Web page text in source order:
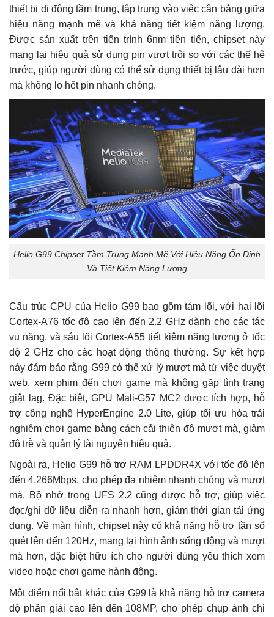
thiết bị di động tầm trung, tập trung vào việc cân bằng giữa
hiệu năng mạnh mẽ và khả năng tiết kiệm năng lượng.
Được sản xuất trên tiến trình 6nm tiên tiến, chipset này
mang lại hiệu quả sử dụng pin vượt trội so với các thế hệ
trước, giúp người dùng có thể sử dụng thiết bị lâu dài hơn
mà không lo hết pin nhanh chóng.
Helio G99 Chipset Tầm Trung Mạnh Mẽ Với Hiệu Năng Ổn Định
Và Tiết Kiệm Năng Lượng
Cấu trúc CPU của Helio G99 bao gồm tám lõi, với hai lõi
Cortex-A76 tốc độ cao lên đến 2.2 GHz dành cho các tác
vụ nặng, và sáu lõi Cortex-A55 tiết kiệm năng lượng ở tốc
độ 2 GHz cho các hoạt động thông thường. Sự kết hợp
này đảm bảo rằng G99 có thể xử lý mượt mà từ việc duyệt
web, xem phim đến chơi game mà không gặp tình trạng
giật lag. Đặc biệt, GPU Mali-G57 MC2 được tích hợp, hỗ
trợ công nghệ HyperEngine 2.0 Lite, giúp tối ưu hóa trải
nghiệm chơi game bằng cách cải thiện độ mượt mà, giảm
độ trễ và quản lý tài nguyên hiệu quả.
Ngoài ra, Helio G99 hỗ trợ RAM LPDDR4X với tốc độ lên
đến 4,266Mbps, cho phép đa nhiệm nhanh chóng và mượt
mà. Bộ nhớ trong UFS 2.2 cũng được hỗ trợ, giúp việc
đọc/ghi dữ liệu diễn ra nhanh hơn, giảm thời gian tải ứng
dụng. Về màn hình, chipset này có khả năng hỗ trợ tần số
quét lên đến 120Hz, mang lại hình ảnh sống động và mượt
mà hơn, đặc biệt hữu ích cho người dùng yêu thích xem
video hoặc chơi game hành động.
Một điểm nổi bật khác của G99 là khả năng hỗ trợ camera
độ phân giải cao lên đến 108MP, cho phép chụp ảnh chi